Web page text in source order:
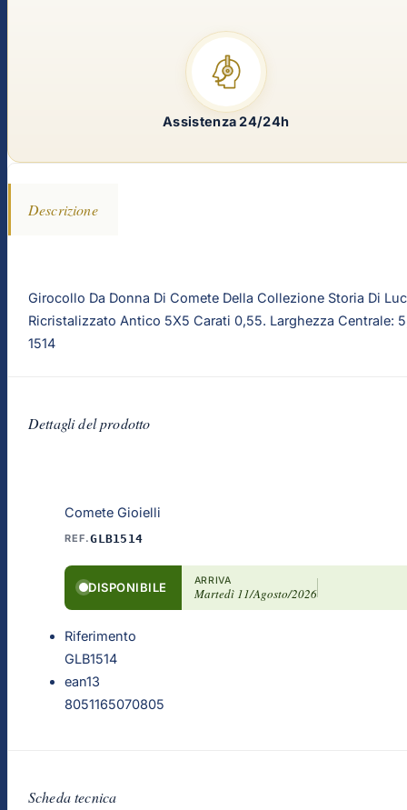
Descrizione
Girocollo Da Donna Di Comete Della Collezione Storia Di
Ricristalizzato Antico 5X5 Carati 0,55. Larghezza Centrale:
1514
Dettagli del prodotto
Comete Gioielli
REF.GLB1514
DISPONIBILE ARRIVA
Martedì 11/Agosto/2026
Riferimento
GLB1514
ean13
8051165070805
Scheda tecnica
Assistenza 24/24h